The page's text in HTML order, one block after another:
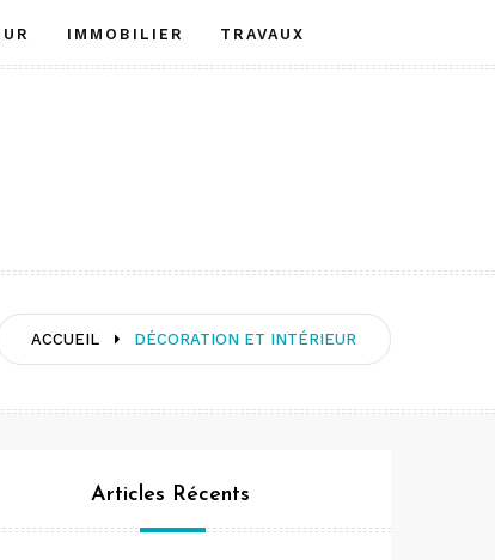
IMMOBILIER TRAVAUX
ACCUEIL DÉCORATION ET INTÉRIEUR
Articles Récents